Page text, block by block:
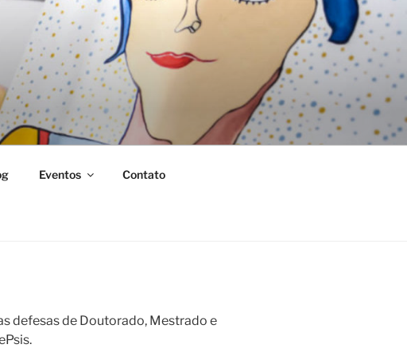
Eventos Contato
defesas de Doutorado, Mestrado e